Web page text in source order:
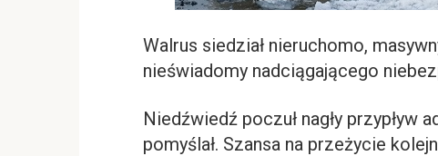
Walrus siedział nieruchomo,
nieświadomy nadciągającego
Niedźwiedź poczuł nagły przypływ
pomyślał. Szansa na przeżycie